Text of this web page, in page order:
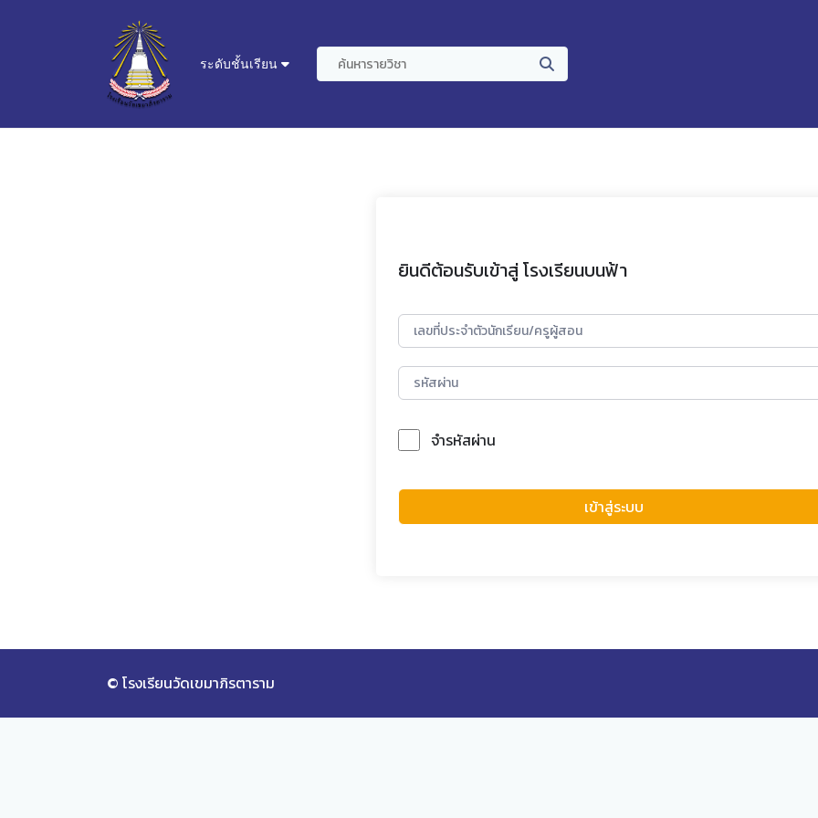
ระดับชั้นเรียน
ยินดีต้อนรับเข้าสู่ โรงเรียนบนฟ้า
จำรหัสผ่าน
เข้าสู่ระบบ
© โรงเรียนวัดเขมาภิรตาราม